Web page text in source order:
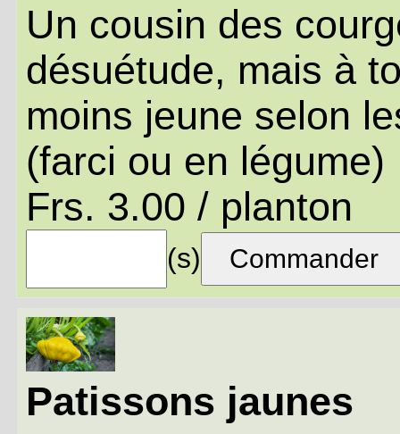
Un cousin des
désuétude, mais à
moins jeune selon
(farci ou en légume)
Frs. 3.00 / planton
(s)
Patissons jaunes